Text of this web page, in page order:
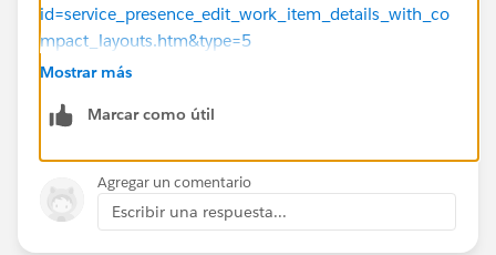
id=service_presence_edit_work_item_details_with_co
mpact_layouts.htm&type=5
Mostrar más
Marcar como útil
Agregar un comentario
Escribir una respuesta...